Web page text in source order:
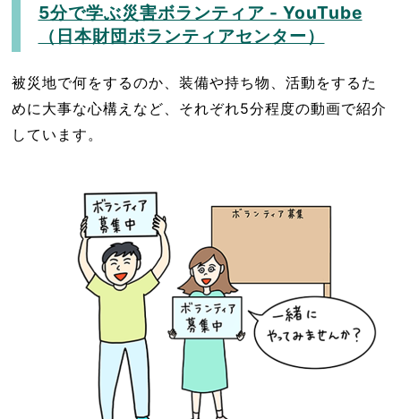
5分で学ぶ災害ボランティア - YouTube
（日本財団ボランティアセンター）
被災地で何をするのか、装備や持ち物、活動をするた
めに大事な心構えなど、それぞれ5分程度の動画で紹介
しています。